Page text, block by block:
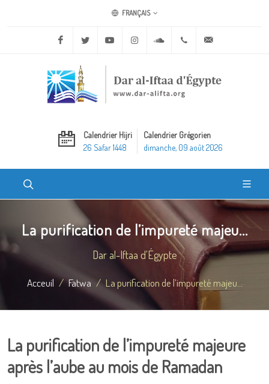
FRANÇAIS
Facebook Twitter Youtube Instagram Soundcloud+20 2 25970400
Calendrier Hijri
26 Safar 1448
Calendrier Grégorien
dimanche, 09 août 2026
La purification de l’impureté majeu...
Dar al-Iftaa d'Égypte
Acceuil Fatwa La purification de l’impureté majeu...
La purification de l’impureté majeure
après l’aube au mois de Ramadan